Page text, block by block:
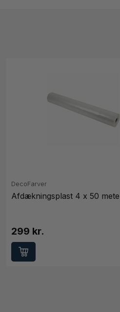
DecoFarver
Afdækningsplast 4 x 50
299 kr.